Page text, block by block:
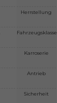
Herrstellung
Fahrzeugsklasse
Karroserie
Antrieb
Sicherheit